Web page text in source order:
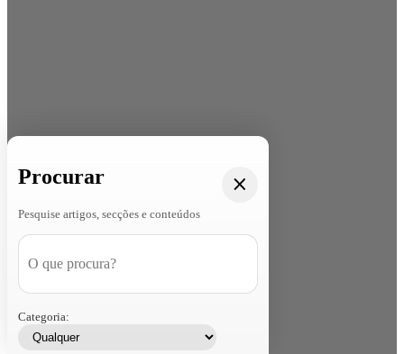
Procurar
Pesquise artigos, secções e conteúdos
Categoria: